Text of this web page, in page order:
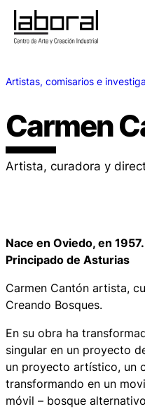
Artistas, comisarios e
Carmen
Artista, curadora y
Nace en Oviedo, en
Principado de Asturias
Carmen Cantón artista,
Creando Bosques.
En su obra ha
singular en un proyecto
un proyecto artístico, un
transformando en un
móvil – bosque